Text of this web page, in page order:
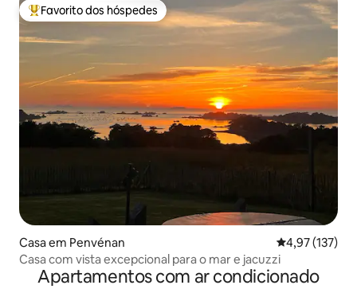
Favoritos dos hóspedes mais apreciados
Favorito dos hóspedes
Casa em Penvénan Classificação
4,97 (137)
Casa com vista excepcional para o mar e jacuzzi
Apartamentos com ar condicionado